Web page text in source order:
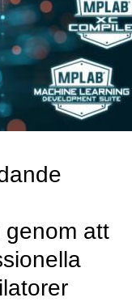
genom att